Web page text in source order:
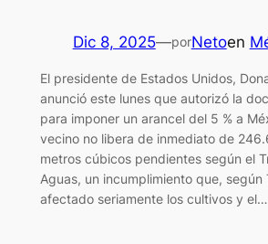
Dic 8, 2025—porNetoen
El presidente de Estados Unidos,
anunció este lunes que autorizó la
para imponer un arancel del 5 % a
vecino no libera de inmediato de
metros cúbicos pendientes según el
Aguas, un incumplimiento que, según
afectado seriamente los cultivos y el…